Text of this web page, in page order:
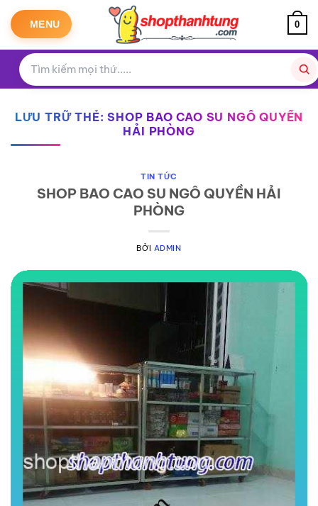
qua
dung
MENU 0
LƯU TRỮ THẺ:SHOP BAO CAO SU NGÔ QUYỀN
HẢI PHÒNG
TIN TỨC
SHOP BAO CAO SU NGÔ QUYỀN HẢI
PHÒNG
BỞI ADMIN